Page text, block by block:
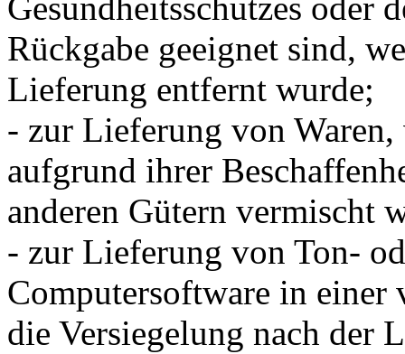
Gesundheitsschutzes oder
Rückgabe geeignet sind,
Lieferung entfernt wurde;
- zur Lieferung von
aufgrund ihrer
anderen Gütern vermischt
- zur Lieferung von Ton-
Computersoftware in einer
die Versiegelung nach der